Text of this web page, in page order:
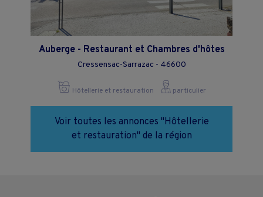
Auberge - Restaurant et Chambres d'hôtes
Cressensac-Sarrazac - 46600
Hôtellerie et restauration particulier
Voir toutes les annonces "Hôtellerie
et restauration" de la région